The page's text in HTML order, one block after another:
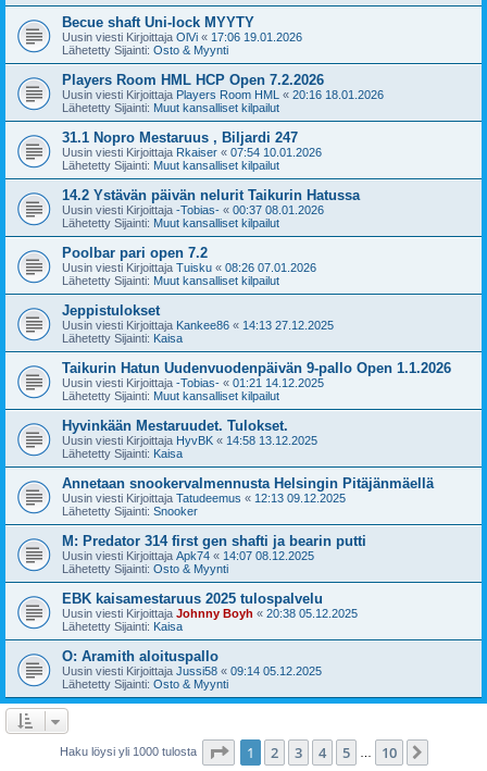
Becue shaft Uni-lock MYYTY
Uusin viesti Kirjoittaja OlVi « 17:06 19.01.2026
Lähetetty Sijainti: Osto & Myynti
Players Room HML HCP Open 7.2.2026
Uusin viesti Kirjoittaja Players Room HML « 20:16 18.01.2026
Lähetetty Sijainti: Muut kansalliset kilpailut
31.1 Nopro Mestaruus , Biljardi 247
Uusin viesti Kirjoittaja Rkaiser « 07:54 10.01.2026
Lähetetty Sijainti: Muut kansalliset kilpailut
14.2 Ystävän päivän nelurit Taikurin Hatussa
Uusin viesti Kirjoittaja -Tobias- « 00:37 08.01.2026
Lähetetty Sijainti: Muut kansalliset kilpailut
Poolbar pari open 7.2
Uusin viesti Kirjoittaja Tuisku « 08:26 07.01.2026
Lähetetty Sijainti: Muut kansalliset kilpailut
Jeppistulokset
Uusin viesti Kirjoittaja Kankee86 « 14:13 27.12.2025
Lähetetty Sijainti: Kaisa
Taikurin Hatun Uudenvuodenpäivän 9-pallo Open 1.1.2026
Uusin viesti Kirjoittaja -Tobias- « 01:21 14.12.2025
Lähetetty Sijainti: Muut kansalliset kilpailut
Hyvinkään Mestaruudet. Tulokset.
Uusin viesti Kirjoittaja HyvBK « 14:58 13.12.2025
Lähetetty Sijainti: Kaisa
Annetaan snookervalmennusta Helsingin Pitäjänmäellä
Uusin viesti Kirjoittaja Tatudeemus « 12:13 09.12.2025
Lähetetty Sijainti: Snooker
M: Predator 314 first gen shafti ja bearin putti
Uusin viesti Kirjoittaja Apk74 « 14:07 08.12.2025
Lähetetty Sijainti: Osto & Myynti
EBK kaisamestaruus 2025 tulospalvelu
Uusin viesti Kirjoittaja Johnny Boyh « 20:38 05.12.2025
Lähetetty Sijainti: Kaisa
O: Aramith aloituspallo
Uusin viesti Kirjoittaja Jussi58 « 09:14 05.12.2025
Lähetetty Sijainti: Osto & Myynti
Haku löysi yli 1000 tulosta Sivu /10
1 2 3 4 5 10